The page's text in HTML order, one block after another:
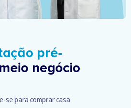
pré-
negócio
se para comprar casa